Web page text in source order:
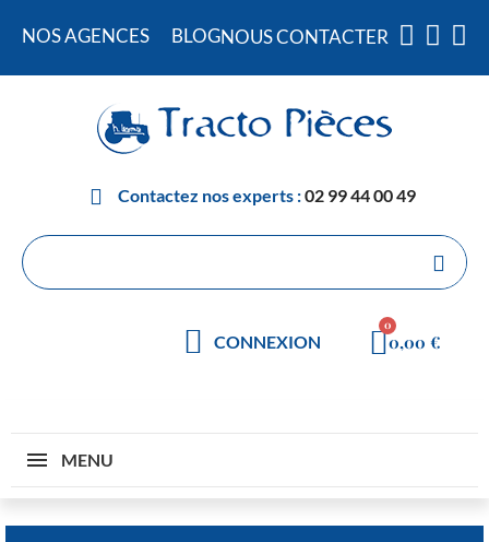
NOS AGENCES BLOGNOUS CONTACTER
Contactez nos experts :02 99 44 00 49
CONNEXION 0,00 €
MENU